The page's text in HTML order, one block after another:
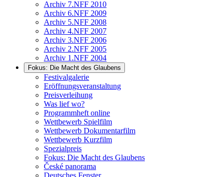
Archiv 7.NFF 2010
Archiv 6.NFF 2009
Archiv 5.NFF 2008
Archiv 4.NFF 2007
Archiv 3.NFF 2006
Archiv 2.NFF 2005
Archiv 1.NFF 2004
Fokus: Die Macht des Glaubens
Festivalgalerie
Eröffnungsveranstaltung
Preisverleihung
Was lief wo?
Programmheft online
Wettbewerb Spielfilm
Wettbewerb Dokumentarfilm
Wettbewerb Kurzfilm
Spezialpreis
Fokus: Die Macht des Glaubens
České panorama
Deutsches Fenster